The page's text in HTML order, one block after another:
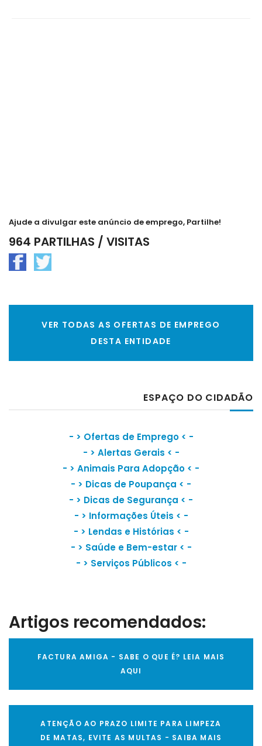
Ajude a divulgar este anúncio de emprego, Partilhe!
964 PARTILHAS / VISITAS
VER TODAS AS OFERTAS DE EMPREGO
DESTA ENTIDADE
ESPAÇO DO CIDADÃO
- > Ofertas de Emprego< -
- > Alertas Gerais < -
- > Animais Para Adopção < -
- > Dicas de Poupança < -
- > Dicas de Segurança < -
- > Informações Úteis < -
- > Lendas e Histórias < -
- > Saúde e Bem-estar< -
- > Serviços Públicos < -
Artigos recomendados:
FACTURA AMIGA - SABE O QUE É? LEIA MAIS
AQUI
ATENÇÃO AO PRAZO LIMITE PARA LIMPEZA
DE MATAS, EVITE AS MULTAS - SAIBA MAIS